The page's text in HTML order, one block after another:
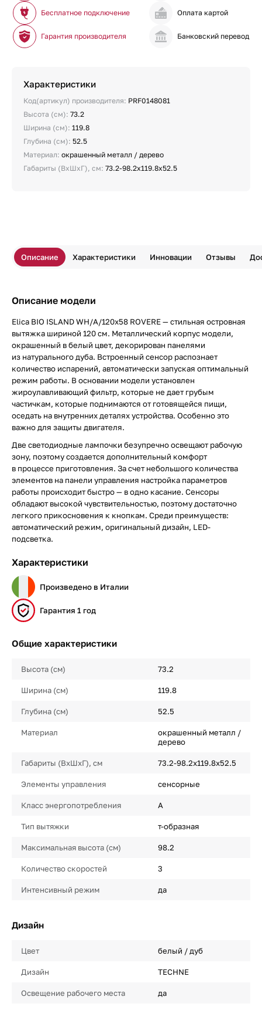
Бесплатное подключение
Гарантия производителя
Оплата картой
Банковский перевод
Характеристики
Код(артикул) производителя: PRF0148081
Высота (см): 73.2
Ширина (см): 119.8
Глубина (см): 52.5
Материал: окрашенный металл / дерево
Габариты (ВхШхГ), см: 73.2-98.2x119.8x52.5
Описание Характеристики Инновации Отзывы
Описание модели
Elica BIO ISLAND WH/A/120x58 ROVERE — стильная островная
вытяжка шириной 120 см. Металлический корпус модели,
окрашенный в белый цвет, декорирован панелями
из натурального дуба. Встроенный сенсор распознает
количество испарений, автоматически запуская оптимальный
режим работы. В основании модели установлен
жироулавливающий фильтр, которые не дает грубым
частичкам, которые поднимаются от готовящейся пищи,
оседать на внутренних деталях устройства. Особенно это
важно для защиты двигателя.
Две светодиодные лампочки безупречно освещают рабочую
зону, поэтому создается дополнительный комфорт
в процессе приготовления. За счет небольшого количества
элементов на панели управления настройка параметров
работы происходит быстро — в одно касание. Сенсоры
обладают высокой чувствительностью, поэтому достаточно
легкого прикосновения к кнопкам. Среди преимуществ:
автоматический режим, оригинальный дизайн, LED-
подсветка.
Характеристики
Произведено в Италии
Гарантия 1 год
Общие характеристики
Высота (см) 73.2
Ширина (см) 119.8
Глубина (см) 52.5
Материал
окрашенный металл /
дерево
Габариты (ВхШхГ), см 73.2-98.2x119.8x52.5
Элементы управления сенсорные
Класс энергопотребления A
Тип вытяжки т-образная
Максимальная высота (см) 98.2
Количество скоростей 3
Интенсивный режим да
Дизайн
Цвет белый / дуб
Дизайн TECHNE
Освещение рабочего места да